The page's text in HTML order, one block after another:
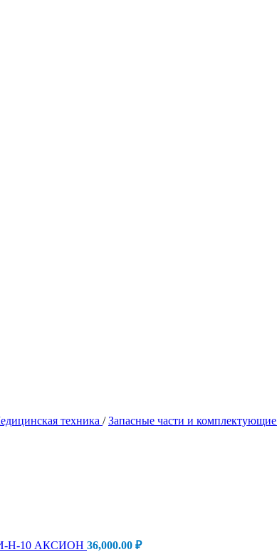
техника / Запасные части и комплектующие
Н-10 АКСИОН 36,000.00 ₽